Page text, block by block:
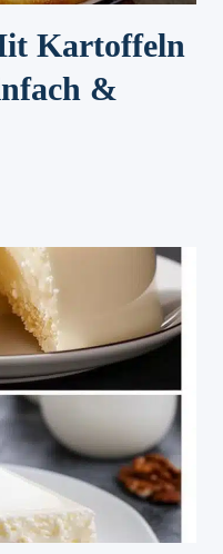
Kartoffeln
&